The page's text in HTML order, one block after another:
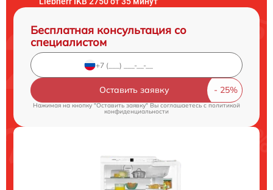
Бесплатная консультация со
специалистом
Оставить заявку
Нажимая на кнопку "Оставить заявку" Вы соглашаетесь cполитикой
конфиденциальности